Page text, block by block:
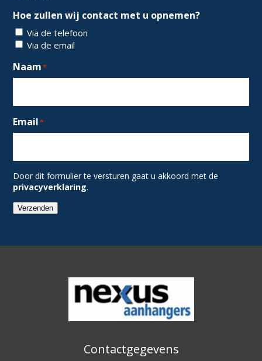
Hoe zullen wij contact met u opnemen?
Via de telefoon
Via de email
Naam*
Email*
Door dit formulier te versturen gaat u akkoord met de
privacyverklaring.
Verzenden
Contactgegevens